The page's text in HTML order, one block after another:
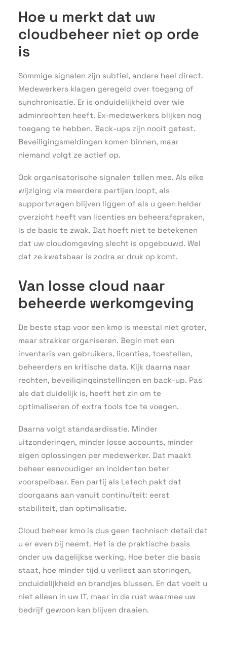
Hoe u merkt dat uw
cloudbeheer niet op orde
is
Sommige signalen zijn subtiel, andere heel direct.
Medewerkers klagen geregeld over toegang of
synchronisatie. Er is onduidelijkheid over wie
adminrechten heeft. Ex-medewerkers blijken nog
toegang te hebben. Back-ups zijn nooit getest.
Beveiligingsmeldingen komen binnen, maar
niemand volgt ze actief op.
Ook organisatorische signalen tellen mee. Als elke
wijziging via meerdere partijen loopt, als
supportvragen blijven liggen of als u geen helder
overzicht heeft van licenties en beheerafspraken,
is de basis te zwak. Dat hoeft niet te betekenen
dat uw cloudomgeving slecht is opgebouwd. Wel
dat ze kwetsbaar is zodra er druk op komt.
Van losse cloud naar
beheerde werkomgeving
De beste stap voor een kmo is meestal niet groter,
maar strakker organiseren. Begin met een
inventaris van gebruikers, licenties, toestellen,
beheerders en kritische data. Kijk daarna naar
rechten, beveiligingsinstellingen en back-up. Pas
als dat duidelijk is, heeft het zin om te
optimaliseren of extra tools toe te voegen.
Daarna volgt standaardisatie. Minder
uitzonderingen, minder losse accounts, minder
eigen oplossingen per medewerker. Dat maakt
beheer eenvoudiger en incidenten beter
voorspelbaar. Een partij als Letech pakt dat
doorgaans aan vanuit continuïteit: eerst
stabiliteit, dan optimalisatie.
Cloud beheer kmo is dus geen technisch detail dat
u er even bij neemt. Het is de praktische basis
onder uw dagelijkse werking. Hoe beter die basis
staat, hoe minder tijd u verliest aan storingen,
onduidelijkheid en brandjes blussen. En dat voelt u
niet alleen in uw IT, maar in de rust waarmee uw
bedrijf gewoon kan blijven draaien.